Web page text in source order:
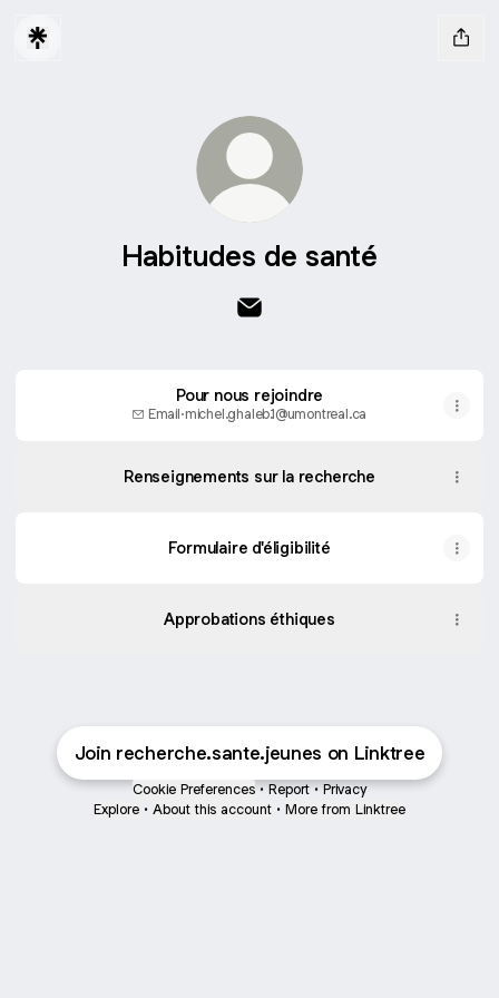
Habitudes de santé
Pour nous rejoindre
Email·michel.ghaleb.1@umontreal.ca
Renseignements sur la recherche
Formulaire d'éligibilité
Approbations éthiques
Join recherche.sante.jeunes on Linktree
Cookie Preferences • Report • Privacy
Explore • About this account • More from Linktree